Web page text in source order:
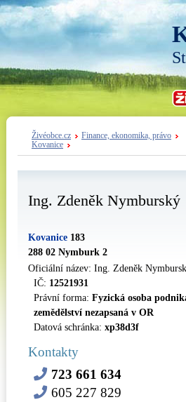
Živéobce.cz
Finance, ekonomika, právo
Kovanice
Ing. Zdeněk Nymburský
Kovanice 183
288 02 Nymburk 2
Oficiální název: Ing. Zdeněk
IČ: 12521931
Právní forma: Fyzická osoba
zemědělství nezapsaná v OR
Datová schránka: xp38d3f
Kontakty
723 661 634
605 227 829